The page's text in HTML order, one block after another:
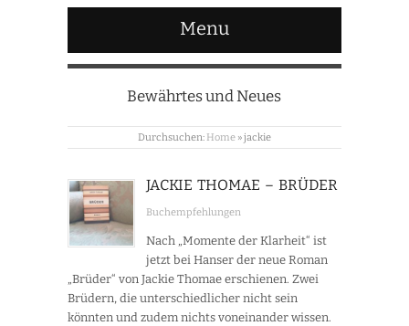
Menu
Bewährtes und Neues
Durchsuchen: Home »jackie
JACKIE THOMAE – BRÜDER
Buchempfehlungen
Nach „Momente der Klarheit“ ist
jetzt bei Hanser der neue Roman
„Brüder“ von Jackie Thomae erschienen. Zwei
Brüdern, die unterschiedlicher nicht sein
könnten und zudem nichts voneinander wissen.